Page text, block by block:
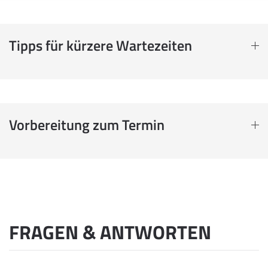
Tipps für kürzere Wartezeiten
Vorbereitung zum Termin
FRAGEN & ANTWORTEN